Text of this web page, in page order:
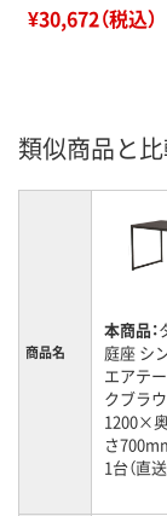
¥30,672（税込）
類似商品と
商品名
本商品：
庭座 シ
エアテ
クブラ
1200×
さ
1台（直送